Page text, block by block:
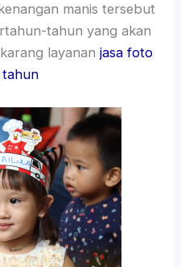
manis tersebut
tahun yang akan
layanan jasa foto